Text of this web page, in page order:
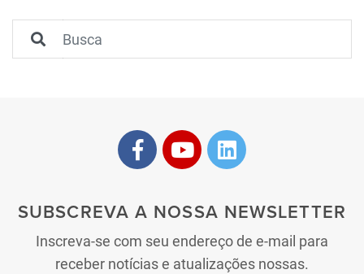
SUBSCREVA A NOSSA NEWSLETTER
Inscreva-se com seu endereço de e-mail para
receber notícias e atualizações nossas.